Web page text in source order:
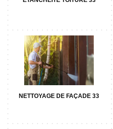
NETTOYAGE DE FAÇADE 33